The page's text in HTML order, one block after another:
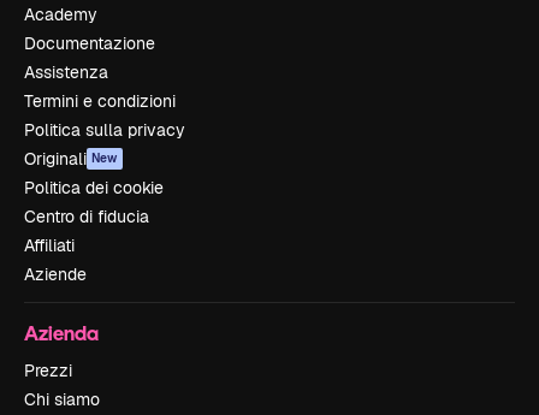
Academy
Documentazione
Assistenza
Termini e condizioni
Politica sulla privacy
Originali New
Politica dei cookie
Centro di fiducia
Affiliati
Aziende
Azienda
Prezzi
Chi siamo